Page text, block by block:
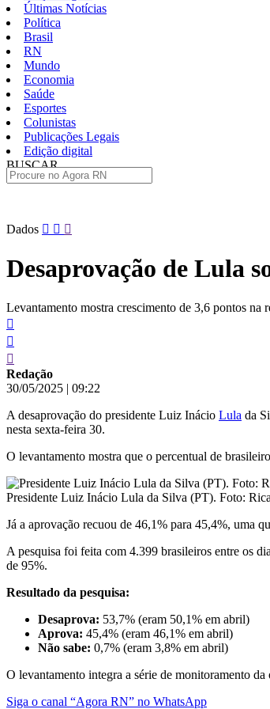
Últimas Notícias
Política
Brasil
RN
Mundo
Economia
Saúde
Esportes
Colunistas
Publicações Legais
Edição digital
BUSCAR
Pular
conteúdo
Dados
Desaprovação de Lula
Levantamento mostra crescimento de 3,6 pontos na
Redação
30/05/2025 | 09:22
A desaprovação do presidente Luiz Inácio Lula da
nesta sexta-feira 30.
O levantamento mostra que o percentual de
Presidente Luiz Inácio Lula da Silva (PT). Foto:
Já a aprovação recuou de 46,1% para 45,4%, uma
A pesquisa foi feita com 4.399 brasileiros entre os
de 95%.
Resultado da pesquisa:
Desaprova: 53,7% (eram 50,1% em abril)
Aprova: 45,4% (eram 46,1% em abril)
Não sabe: 0,7% (eram 3,8% em abril)
O levantamento integra a série de monitoramento
Siga o canal “Agora RN” no WhatsApp